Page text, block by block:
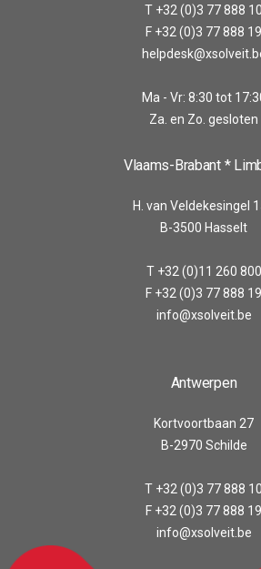
T +32 (0)3 77 888 10
F +32 (0)3 77 888 19
Ma - Vr: 8:30 tot
Za. en Zo. gesloten
Vlaams-Brabant *
H. van Veldekesingel
B-3500 Hasselt
T +32 (0)11 260 800
F +32 (0)3 77 888 19
info@xsolveit.be
Antwerpen
Kortvoortbaan 27
B-2970 Schilde
T +32 (0)3 77 888 10
F +32 (0)3 77 888 19
info@xsolveit.be